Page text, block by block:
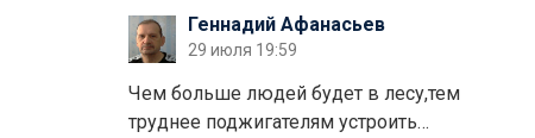
плитки не хватило,т.к.осенью и зимой
лежала в парке и испортилась.Да
еще,видимо,часть украли.
Геннадий Афанасьев
29 июля 19:59
Чем больше людей будет в лесу,тем
труднее поджигателям устроить